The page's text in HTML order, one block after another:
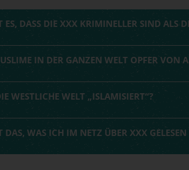
ES, DASS DIE XXX KRIMINELLER SIND ALS
IN DER GANZEN WELT OPFER VON
WESTLICHE WELT „ISLAMISIERT“?
DAS, WAS ICH IM NETZ ÜBER XXX GELESEN